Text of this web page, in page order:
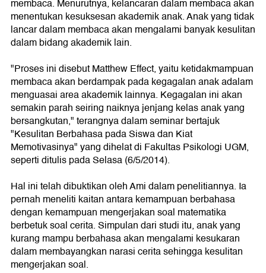
membaca. Menurutnya, kelancaran dalam membaca akan
menentukan kesuksesan akademik anak. Anak yang tidak
lancar dalam membaca akan mengalami banyak kesulitan
dalam bidang akademik lain.
"Proses ini disebut Matthew Effect, yaitu ketidakmampuan
membaca akan berdampak pada kegagalan anak adalam
menguasai area akademik lainnya. Kegagalan ini akan
semakin parah seiring naiknya jenjang kelas anak yang
bersangkutan," terangnya dalam seminar bertajuk
"Kesulitan Berbahasa pada Siswa dan Kiat
Memotivasinya" yang dihelat di Fakultas Psikologi UGM,
seperti ditulis pada Selasa (6/5/2014).
Hal ini telah dibuktikan oleh Ami dalam penelitiannya. Ia
pernah meneliti kaitan antara kemampuan berbahasa
dengan kemampuan mengerjakan soal matematika
berbetuk soal cerita. Simpulan dari studi itu, anak yang
kurang mampu berbahasa akan mengalami kesukaran
dalam membayangkan narasi cerita sehingga kesulitan
mengerjakan soal.